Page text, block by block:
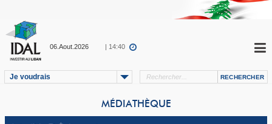
06.Aout.2026 | 14:40
Je voudrais
MÉDIATHÈQUE